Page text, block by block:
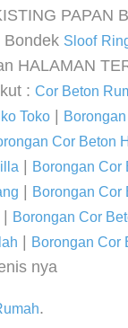
PAPAN
Bondek Sloof
HALAMAN
: Cor Beton
Toko
Cor Beton
Borongan Cor
Borongan Cor
Borongan Cor
Borongan Cor
nya
.